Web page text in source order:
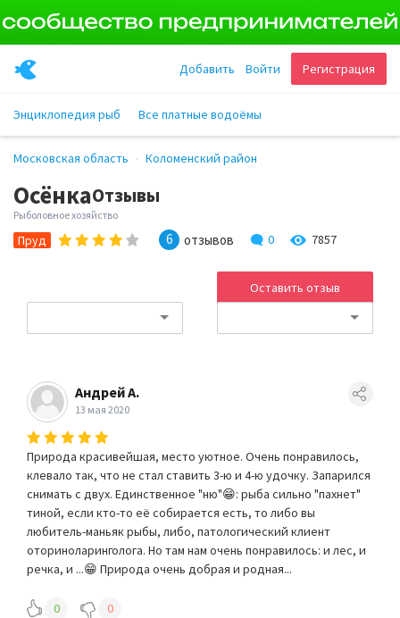
Регистрация
Войти
Добавить
Энциклопедия рыб Все платные водоёмы
Московская область Коломенский район
ОсёнкаОтзывы
Рыболовное хозяйство
Пруд 6 отзывов 0 7857
Оставить отзыв
Андрей А.
13 мая 2020
Природа красивейшая, место уютное. Очень понравилось,
клевало так, что не стал ставить 3-ю и 4-ю удочку. Запарился
снимать с двух. Единственное "ню"😁: рыба сильно "пахнет"
тиной, если кто-то её собирается есть, то либо вы
любитель-маньяк рыбы, либо, патологический клиент
оториноларинголога. Но там нам очень понравилось: и лес, и
речка, и ...😁 Природа очень добрая и родная...
0 0